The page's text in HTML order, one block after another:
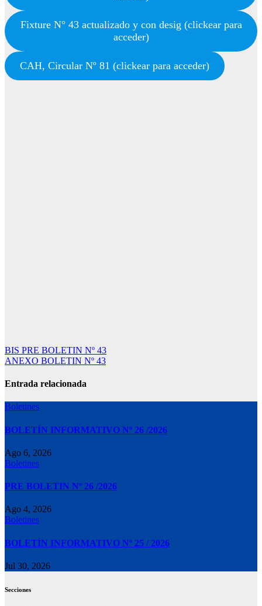
Fixture N° 43 actualizado y con desig (clickear para
acceder)
CAH, Circular Nº 81 (clickear para acceder)
Navegación
de
entradas
BIS PRE BOLETIN Nº 43
ANEXO BOLETIN Nº 43
Entrada relacionada
Boletines
BOLETÍN INFORMATIVO Nº 26 /2026
Ago 6, 2026
Boletines
PRE BOLETIN Nº 26 /2026
Ago 4, 2026
Boletines
BOLETÍN INFORMATIVO Nº 25 / 2026
Jul 30, 2026
Secciones